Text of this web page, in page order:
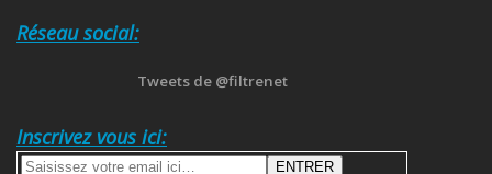
Réseau social:
Tweets de @filtrenet
Inscrivez vous ici: